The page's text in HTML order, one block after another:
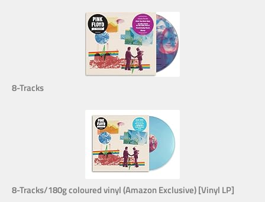
8-Tracks
8-Tracks/180g coloured vinyl (Amazon Exclusive) [Vinyl LP]